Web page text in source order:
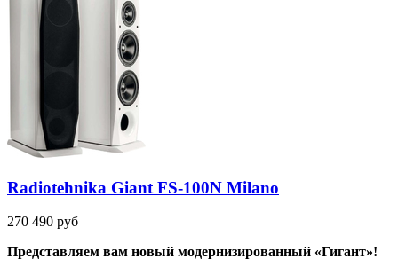
Radiotehnika Giant FS-100N Milano
270 490 руб
Представляем вам новый модернизированный «Гигант»!